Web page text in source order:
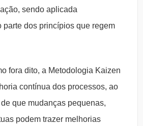
sendo aplicada
parte dos princípios que regem
fora dito, a Metodologia Kaizen
contínua dos processos, ao
que mudanças pequenas,
podem trazer melhorias